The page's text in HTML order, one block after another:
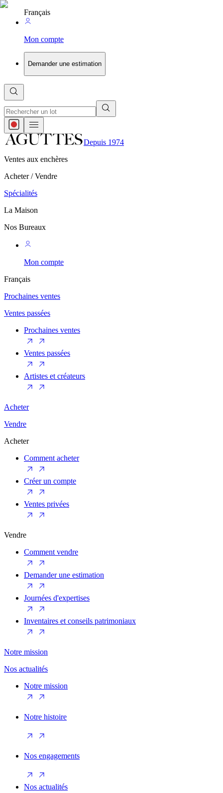
Français
Mon compte
Demander une estimation
Depuis 1974
Ventes aux enchères
Acheter / Vendre
Spécialités
La Maison
Nos Bureaux
Mon compte
Français
Prochaines ventes
Ventes passées
Prochaines ventes
Ventes passées
Artistes et créateurs
Acheter
Vendre
Acheter
Comment acheter
Créer un compte
Ventes privées
Vendre
Comment vendre
Demander une estimation
Journées d'expertises
Inventaires et conseils patrimoniaux
Notre mission
Nos actualités
Notre mission
Notre histoire
Nos engagements
Nos actualités